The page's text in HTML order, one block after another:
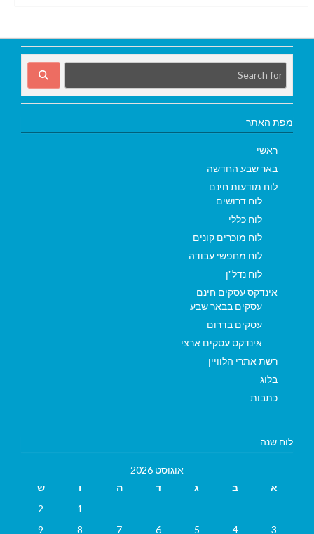
מפת האתר
ראשי
באר שבע החדשה
לוח מודעות חינם
לוח דרושים
לוח כללי
לוח מוכרים קונים
לוח מחפשי עבודה
לוח נדל"ן
אינדקס עסקים חינם
עסקים בבאר שבע
עסקים בדרום
אינדקס עסקים ארצי
רשת אתרי הלוויין
בלוג
כתבות
לוח שנה
אוגוסט 2026
א
ב ג ד ה ו
ש
1
2
3
4
5
6
7
8
9